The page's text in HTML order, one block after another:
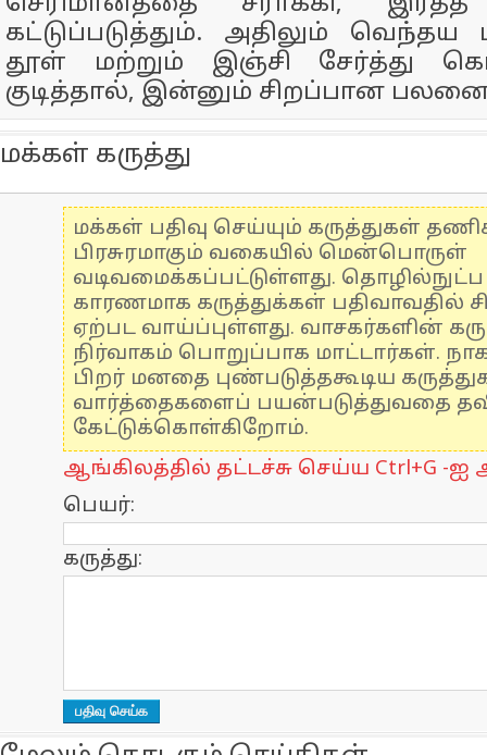
கட்டுப்படுத்தும். அதிலும்
தூள் மற்றும் இஞ்சி சேர்த்து
குடித்தால், இன்னும் சிறப்பான
மக்கள் கருத்து
மக்கள் பதிவு செய்யும் கருத்துகள்
பிரசுரமாகும் வகையில் மென்பொருள்
வடிவமைக்கப்பட்டுள்ளது.
காரணமாக கருத்துக்கள் பதிவாவதில்
ஏற்பட வாய்ப்புள்ளது. வாசகர்களின்
நிர்வாகம் பொறுப்பாக மாட்டார்கள்.
பிறர் மனதை புண்படுத்தகூடிய
வார்த்தைகளைப் பயன்படுத்துவதை
கேட்டுக்கொள்கிறோம்.
ஆங்கிலத்தில் தட்டச்சு செய்ய Ctrl+G -ஐ
பெயர்:
கருத்து: